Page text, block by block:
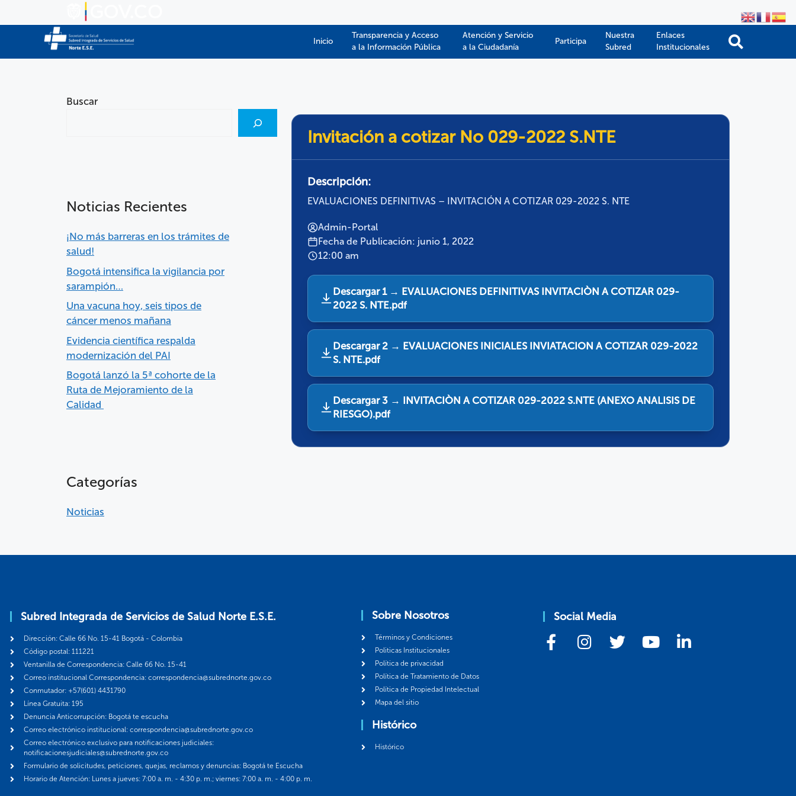
Inicio
Transparencia y Acceso
a la Información Pública​​
Atención y Servicio
a la Ciudadanía
Participa
Nuestra
Subred
Enlaces
Institucionales
Invitación a cotizar No 029-2022 S.NTE
Descripción:
EVALUACIONES DEFINITIVAS – INVITACIÓN A COTIZAR 029-2022 S. NTE
Admin-Portal
Fecha de Publicación: junio 1, 2022
12:00 am
Descargar 1 → EVALUACIONES DEFINITIVAS INVITACIÒN A COTIZAR 029-
2022 S. NTE.pdf
Descargar 2 → EVALUACIONES INICIALES INVIATACION A COTIZAR 029-2022
S. NTE.pdf
Descargar 3 → INVITACIÒN A COTIZAR 029-2022 S.NTE (ANEXO ANALISIS DE
RIESGO).pdf
Buscar
Noticias Recientes
¡No más barreras en los trámites de
salud!
Bogotá intensifica la vigilancia por
sarampión…
Una vacuna hoy, seis tipos de
cáncer menos mañana
Evidencia científica respalda
modernización del PAI
Bogotá lanzó la 5ª cohorte de la
Ruta de Mejoramiento de la
Calidad
Categorías
Noticias
Subred Integrada de Servicios de Salud Norte E.S.E.
Dirección: Calle 66 No. 15-41 Bogotá - Colombia
Código postal: 111221
Ventanilla de Correspondencia: Calle 66 No. 15-41
Correo institucional Correspondencia: correspondencia@subrednorte.gov.co
Conmutador: +57(601) 4431790
Línea Gratuita: 195
Denuncia Anticorrupción: Bogotá te escucha
Correo electrónico institucional: correspondencia@subrednorte.gov.co
Correo electrónico exclusivo para notificaciones judiciales:
notificacionesjudiciales@subrednorte.gov.co
Formulario de solicitudes, peticiones, quejas, reclamos y denuncias: Bogotá te Escucha
Horario de Atención: Lunes a jueves: 7:00 a. m. - 4:30 p. m.; viernes: 7:00 a. m. - 4:00 p. m.
Sobre Nosotros
Términos y Condiciones
Politicas Institucionales
Política de privacidad
Política de Tratamiento de Datos
Política de Propiedad Intelectual
Mapa del sitio
Histórico
Histórico
Social Media